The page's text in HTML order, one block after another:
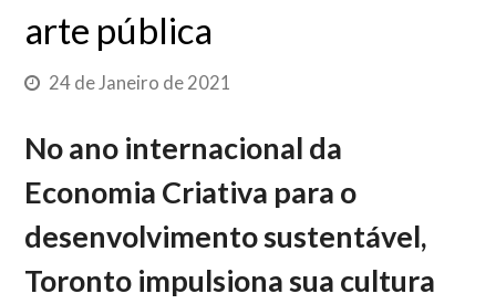
arte pública
24 de Janeiro de 2021
No ano internacional da
Economia Criativa para o
desenvolvimento sustentável,
Toronto impulsiona sua cultura